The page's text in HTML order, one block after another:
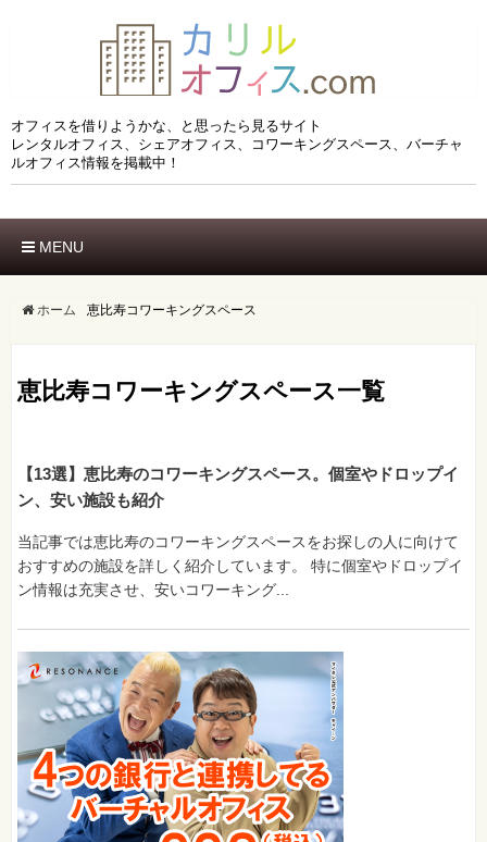
オフィスを借りようかな、と思ったら見るサイト
レンタルオフィス、シェアオフィス、コワーキングスペース、バーチャ
ルオフィス情報を掲載中！
MENU
駅でさがす ブランドでさがす
ホーム 恵比寿コワーキングスペース
恵比寿コワーキングスペース一覧
【13選】恵比寿のコワーキングスペース。個室やドロップイ
ン、安い施設も紹介
当記事では恵比寿のコワーキングスペースをお探しの人に向けて
おすすめの施設を詳しく紹介しています。 特に個室やドロップイ
ン情報は充実させ、安いコワーキング...